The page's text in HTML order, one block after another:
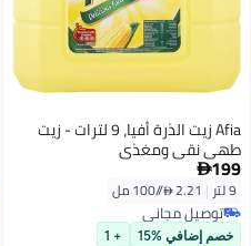
Afia زيت الذرة أفيا، 9 لترات - زيت
طهي نقي ومغذى
199
9 لتر |
توصيل مجاني
توصيل مجاني
خصم إضافي %15 + 1